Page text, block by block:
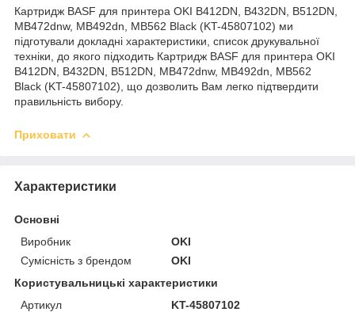
Картридж BASF для принтера OKI B412DN, B432DN, B512DN,
MB472dnw, MB492dn, MB562 Black (KT-45807102) ми
підготували докладні характеристики, список друкувальної
техніки, до якого підходить Картридж BASF для принтера OKI
B412DN, B432DN, B512DN, MB472dnw, MB492dn, MB562
Black (KT-45807102), що дозволить Вам легко підтвердити
правильність вибору.
Приховати
Характеристики
Основні
Виробник
OKI
Сумісність з брендом
OKI
Користувальницькі характеристики
Артикул
KT-45807102